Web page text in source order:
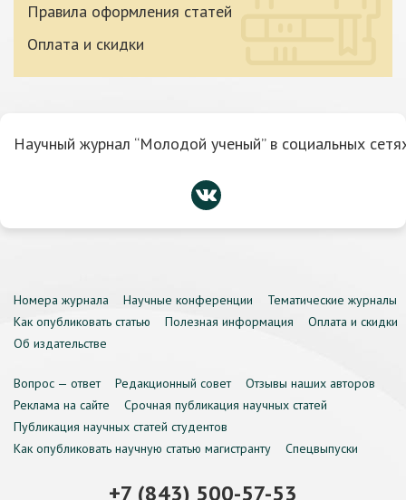
Правила оформления статей
Оплата и скидки
Научный журнал “Молодой ученый” в социальных
Номера журнала Научные конференции
Тематические журналы
Как опубликовать статью
Полезная информация
Оплата и скидки
Об издательстве
Вопрос — ответ Редакционный совет
Отзывы наших авторов
Реклама на сайте
Срочная публикация научных статей
Публикация научных статей студентов
Как опубликовать научную статью магистранту
Спецвыпуски
+7 (843) 500-57-53